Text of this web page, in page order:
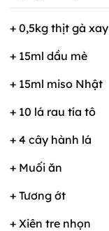
+ 0,5kg thịt gà xay
+ 15ml dầu mè
+ 15ml miso Nhật
+ 10 lá rau tía tô
+ 4 cây hành lá
+ Muối ăn
+ Tương ớt
+ Xiên tre nhọn